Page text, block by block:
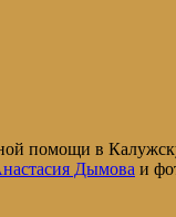
помощи в
Дымова и